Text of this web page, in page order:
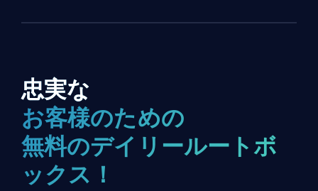
忠実な
お客様のための
無料のデイリールートボ
ックス！